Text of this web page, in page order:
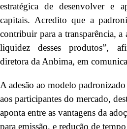
estratégica de desenvolver e
capitais. Acredito que a
contribuir para a transparência,
liquidez desses produtos”,
diretora da Anbima, em
A adesão ao modelo
aos participantes do mercado,
aponta entre as vantagens da
para emissão, e redução de